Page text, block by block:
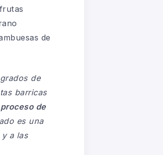
de
de
barricas
proceso de
es una
a las